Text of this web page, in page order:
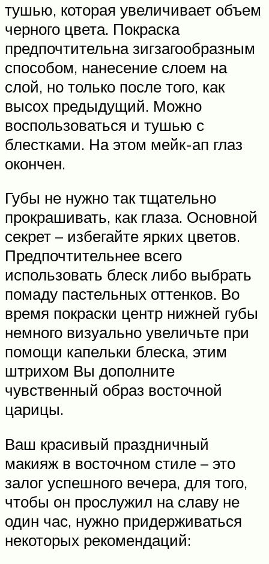
тушью, которая увеличивает объем
черного цвета. Покраска
предпочтительна зигзагообразным
способом, нанесение слоем на
слой, но только после того, как
высох предыдущий. Можно
воспользоваться и тушью с
блестками. На этом мейк-ап глаз
окончен.
Губы не нужно так тщательно
прокрашивать, как глаза. Основной
секрет – избегайте ярких цветов.
Предпочтительнее всего
использовать блеск либо выбрать
помаду пастельных оттенков. Во
время покраски центр нижней губы
немного визуально увеличьте при
помощи капельки блеска, этим
штрихом Вы дополните
чувственный образ восточной
царицы.
Ваш красивый праздничный
макияж в восточном стиле – это
залог успешного вечера, для того,
чтобы он прослужил на славу не
один час, нужно придерживаться
некоторых рекомендаций: